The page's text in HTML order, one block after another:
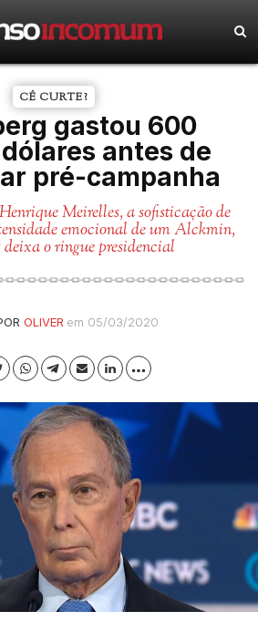
CÊ CURTE?
gastou 600
antes de
pré-campanha
Meirelles, a sofisticação de
emocional de um Alckmin,
deixa o ringue presidencial
OLIVER em 05/03/2020